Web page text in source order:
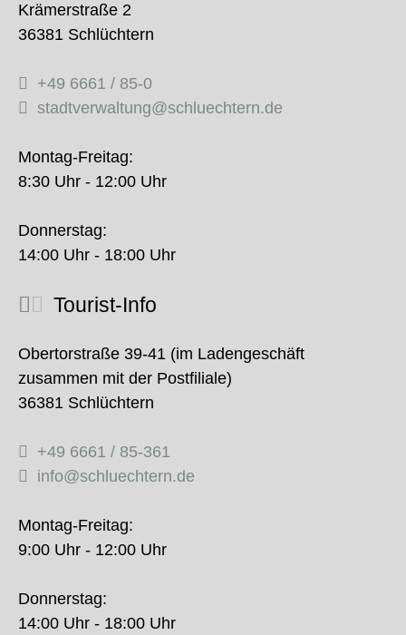
Krämerstraße 2
36381 Schlüchtern
+49 6661 / 85-0
stadtverwaltung@schluechtern.de
Montag-Freitag:
8:30 Uhr - 12:00 Uhr
Donnerstag:
14:00 Uhr - 18:00 Uhr
Tourist-Info
Obertorstraße 39-41 (im Ladengeschäft
zusammen mit der Postfiliale)
36381 Schlüchtern
+49 6661 / 85-361
info@schluechtern.de
Montag-Freitag:
9:00 Uhr - 12:00 Uhr
Donnerstag:
14:00 Uhr - 18:00 Uhr